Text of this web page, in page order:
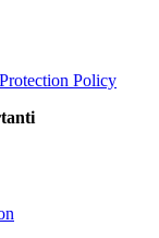
Policy